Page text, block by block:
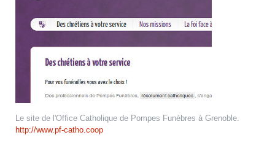
Le site de l'Office Catholique de Pompes Funèbres à Grenoble.
http://www.pf-catho.coop